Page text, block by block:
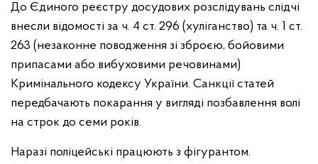
До Єдиного реєстру досудових розслідувань слідчі
внесли відомості за ч. 4 ст. 296 (хуліганство) та ч. 1 ст.
263 (незаконне поводження зі зброєю, бойовими
припасами або вибуховими речовинами)
Кримінального кодексу України. Санкції статей
передбачають покарання у вигляді позбавлення волі
на строк до семи років.
Наразі поліцейські працюють з фігурантом.